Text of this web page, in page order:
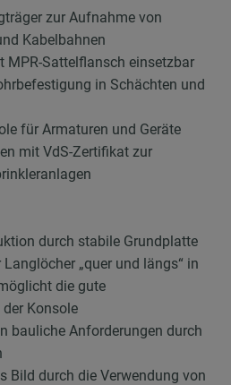
zur Aufnahme von
Kabelbahnen
MPR-Sattelflansch einsetzbar
in Schächten und
für Armaturen und Geräte
mit VdS-Zertifikat zur
durch stabile Grundplatte
„quer und längs“ in
die gute
Konsole
bauliche Anforderungen durch
Bild durch die Verwendung von